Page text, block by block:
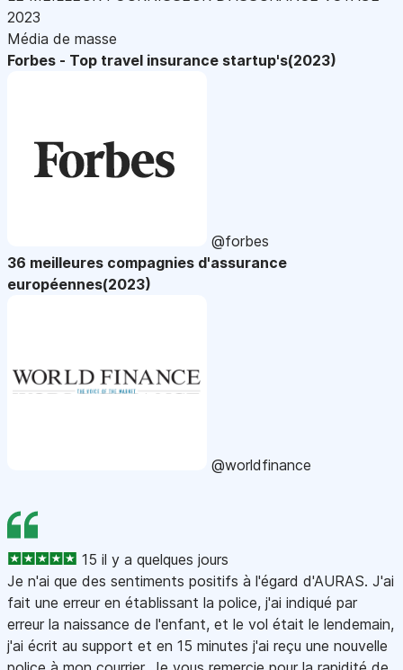
2023
Média de masse
Forbes - Top travel insurance startup's(2023)
@forbes
36 meilleures compagnies d'assurance
européennes(2023)
@worldfinance
15 il y a quelques jours
Je n'ai que des sentiments positifs à l'égard d'AURAS. J'ai
fait une erreur en établissant la police, j'ai indiqué par
erreur la naissance de l'enfant, et le vol était le lendemain,
j'ai écrit au support et en 15 minutes j'ai reçu une nouvelle